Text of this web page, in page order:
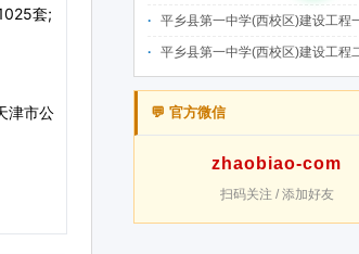
平乡县第一中学(西校区)建设工程一标段施工
平乡县第一中学(西校区)建设工程二标段施工
💬 官方微信
zhaobiao-com
扫码关注 / 添加好友